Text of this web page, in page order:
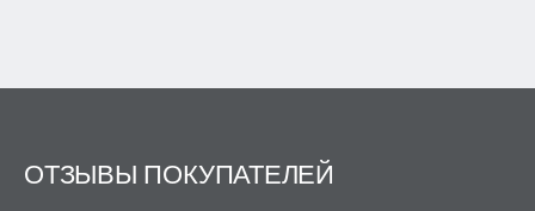
ОТЗЫВЫ ПОКУПАТЕЛЕЙ